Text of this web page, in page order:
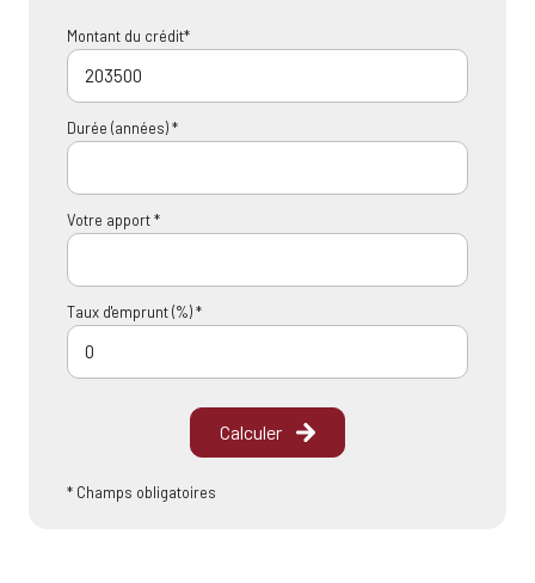
Montant du crédit*
Durée (années) *
Votre apport *
Taux d'emprunt (%) *
Calculer
* Champs obligatoires